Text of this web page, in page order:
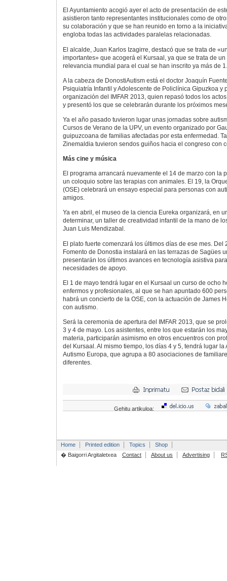
El Ayuntamiento acogió ayer el acto de presentación de
asistieron tanto representantes institucionales como de
su colaboración y que se han reunido en torno a la
engloba todas las actividades paralelas relacionadas.
El alcalde, Juan Karlos Izagirre, destacó que se trata de
importantes» que acogerá el Kursaal, ya que se trata de
relevancia mundial para el cual se han inscrito ya más de
A la cabeza de DonostiAutism está el doctor Joaquín
Psiquiatría Infantil y Adolescente de Policlínica Gipuzkoa y
organización del IMFAR 2013, quien repasó todos los
y presentó los que se celebrarán durante los próximos
Ya el año pasado tuvieron lugar unas jornadas sobre
Cursos de Verano de la UPV, un evento organizado por
guipuzcoana de familias afectadas por esta enfermedad.
Zinemaldia tuvieron sendos guiños hacia el congreso con
Más cine y música
El programa arrancará nuevamente el 14 de marzo con la
un coloquio sobre las terapias con animales. El 19, la
(OSE) celebrará un ensayo especial para personas con
amigos.
Ya en abril, el museo de la ciencia Eureka organizará, en
determinar, un taller de creatividad infantil de la mano de
Juan Luis Mendizabal.
El plato fuerte comenzará los últimos días de ese mes. Del
Fomento de Donostia instalará en las terrazas de Sagües
presentarán los últimos avances en tecnología asistiva
necesidades de apoyo.
El 1 de mayo tendrá lugar en el Kursaal un curso de ocho
enfermos y profesionales, al que se han apuntado 600
habrá un concierto de la OSE, con la actuación de James
con autismo.
Será la ceremonia de apertura del IMFAR 2013, que se
3 y 4 de mayo. Los asistentes, entre los que estarán los
materia, participarán asimismo en otros encuentros con
del Kursaal. Al mismo tiempo, los días 4 y 5, tendrá lugar la
Autismo Europa, que agrupa a 80 asociaciones de
diferentes.
Gehitu artikuloa:
Home Printed edition Topics
Shop
� Baigorri Argitaletxea
Contact About us Advertising